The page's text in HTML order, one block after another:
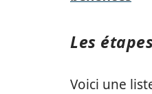
Les
Voici une